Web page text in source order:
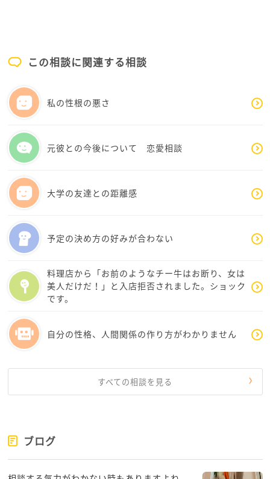
くださいね
誰でも完璧ではなく、忘れ物や遅刻は普通にあります
いまで重なったらしんどくなるのは当たり前です
そして、そんな状況では学校に行くのがつらいと思う
学生生活は振り返ってみればほんの短い時間なのだけ
でも学校の中でほっとできる時間があるといいのです
が…
いて安心できる友達でも、ほんの小さなことで大丈夫
もし学校の中で見つけにくいなら、学校の外で楽しい
ことを見つけることができる
どうか、しーさんの好きな事を楽しむ時間を持つよう
にしてください
インダーやメモアプリを使って、「いつまでに何をや
るか」を書いておくと、ちょっと楽になることがある
私もよく忘れることがあるので、便利に使っています
自分に合うやり方を、ゆっくり探してみてね
気になる時は、近くの小児科や思春期外来に相談して
みるのも一つの方法なので、親御さんに相談してみて
ください
この相談に関連する相談
私の性根の悪さ
元彼との今後について 恋愛相談
大学の友達との距離感
予定の決め方の好みが合わない
料理店から「お前のようなチー牛はお断り、女は
美人だけだ！」と入店拒否されました。ショック
です。
自分の性格、人間関係の作り方がわかりません
すべての相談を見る
ブログ